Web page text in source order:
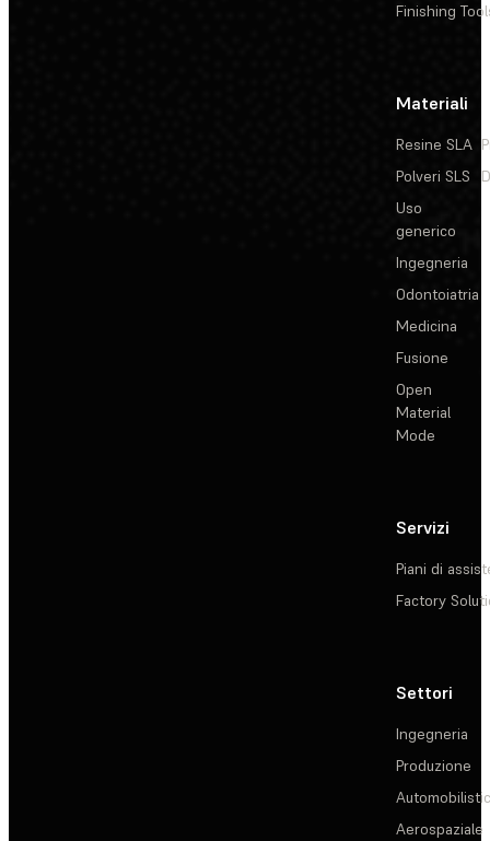
Finishing
Materiali
Resine SLA
Polveri SLS
Uso
generico
Ingegneria
Odontoiatria
Medicina
Fusione
Open
Material
Mode
Servizi
Piani di
Factory
Settori
Ingegneria
Produzione
Aerospaziale